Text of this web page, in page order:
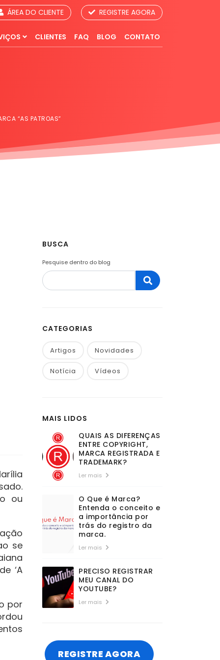
ÁREA DO CLIENTE REGISTRE AGORA
CLIENTES FAQ BLOG CONTATO
“AS PATROAS”
ou
se
‘A
por
BUSCA
Pesquise dentro do blog
CATEGORIAS
Artigos Novidades
Notícia Vídeos
MAIS LIDOS
QUAIS AS DIFERENÇAS
ENTRE COPYRIGHT,
MARCA REGISTRADA E
TRADEMARK?
Ler mais
O Que é Marca?
Entenda o conceito e
a importância por
trás do registro da
marca.
Ler mais
PRECISO REGISTRAR
MEU CANAL DO
YOUTUBE?
Ler mais
REGISTRE AGORA